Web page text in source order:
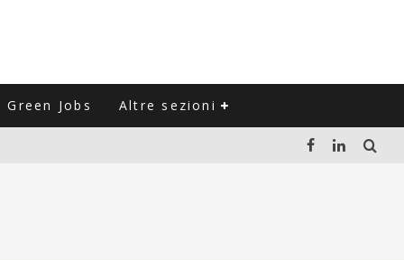
Green Jobs Altre sezioni